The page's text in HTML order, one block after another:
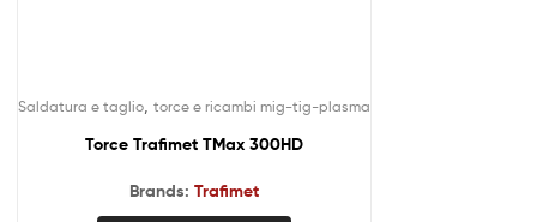
Saldatura e taglio torce e ricambi mig-tig-plasma
Torce Trafimet TMax 300HD
Brands: Trafimet